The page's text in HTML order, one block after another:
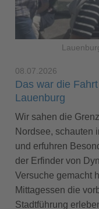
08.07.2026
Das war die
Lauenburg
Wir sahen die
Nordsee, schauten
und erfuhren
der Erfinder von
Versuche gemacht
Mittagessen die
Stadtführung